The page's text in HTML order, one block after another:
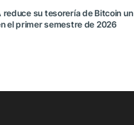
reduce su tesorería de Bitcoin un
el primer semestre de 2026